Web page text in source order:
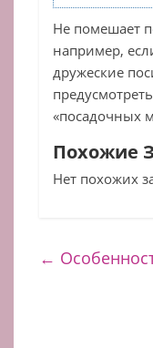
Не помешает
например,
дружеские
«посадочных
Похожие
Нет похожих
←